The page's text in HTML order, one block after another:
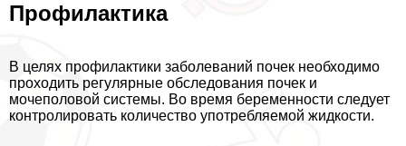
Профилактика
В целях профилактики заболеваний почек необходимо
проходить регулярные обследования почек и
мочепoлoвoй системы. Во время беременности следует
контролировать количество употрeбляемой жидкости.